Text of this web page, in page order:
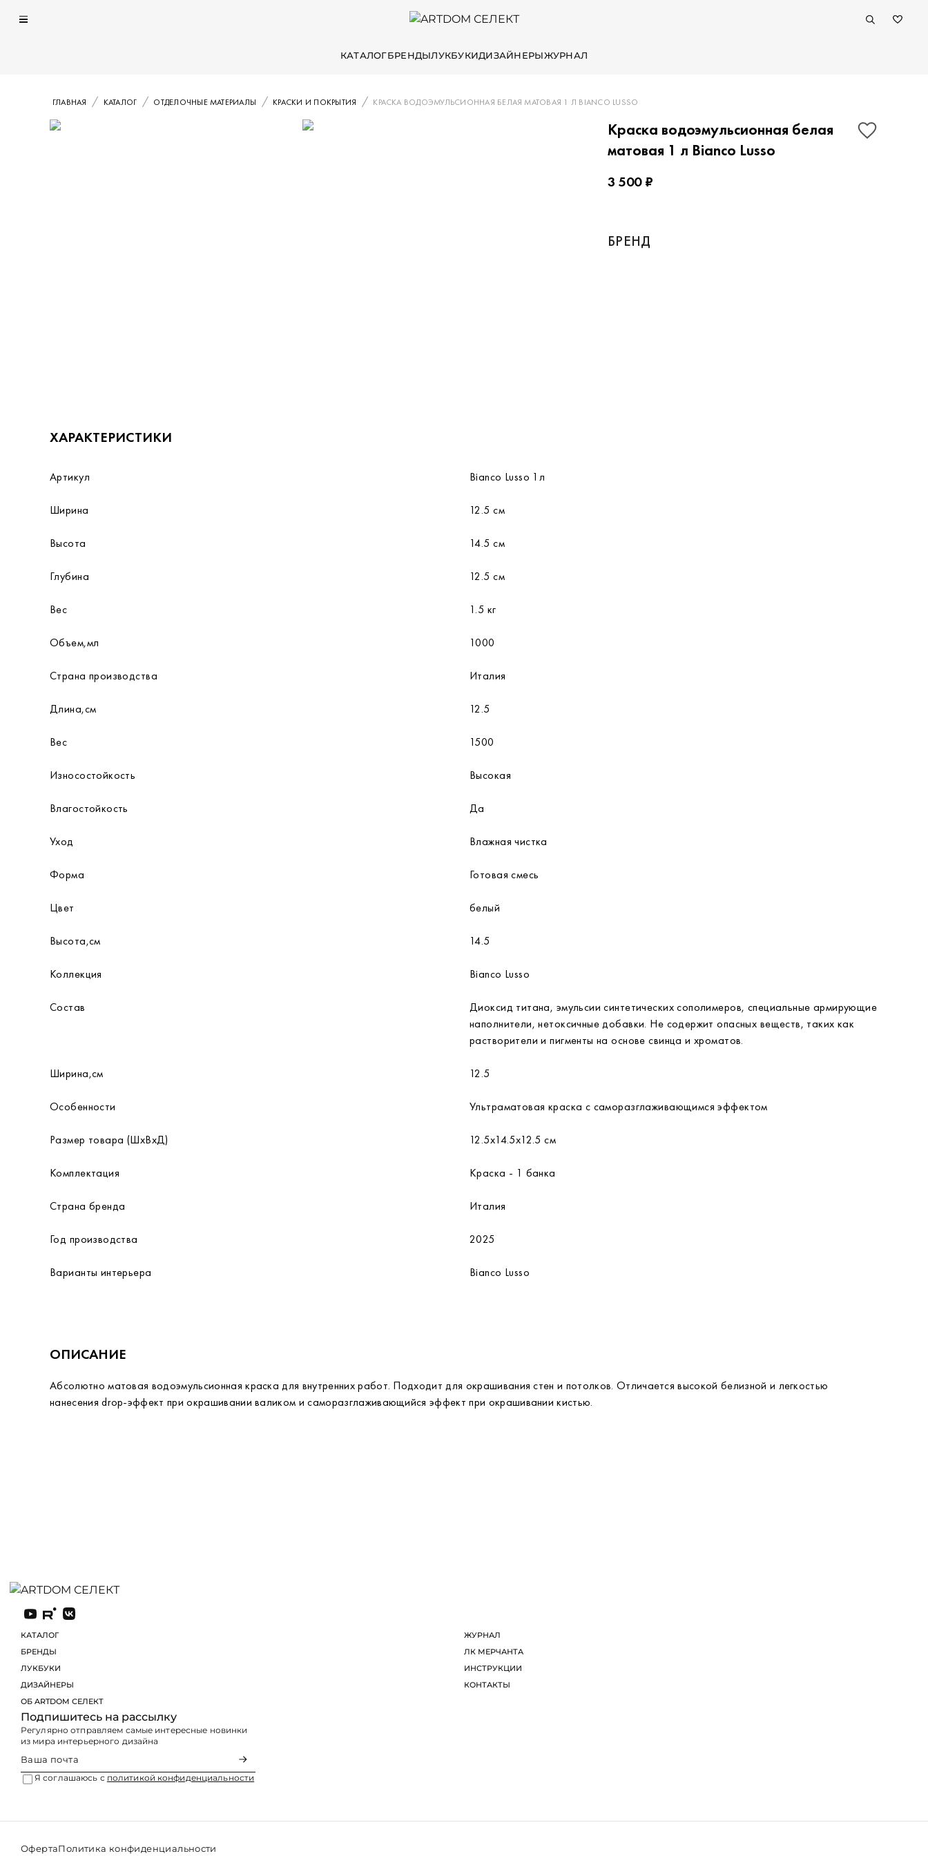
КАТАЛОГБРЕНДЫЛУКБУКИДИЗАЙНЕРЫЖУРНАЛ
ГЛАВНАЯ КАТАЛОГ ОТДЕЛОЧНЫЕ МАТЕРИАЛЫ КРАСКИ И ПОКРЫТИЯ КРАСКА ВОДОЭМУЛЬСИОННАЯ БЕЛАЯ МАТОВАЯ 1 Л BIANCO LUSSO
Краска водоэмульсионная белая
матовая 1 л Bianco Lusso
3 500 ₽
ХАРАКТЕРИСТИКИ
Артикул Bianco Lusso 1л
Ширина 12.5 см
Высота 14.5 см
Глубина 12.5 см
Вес 1.5 кг
Объем,мл 1000
Страна производства Италия
Длина,см 12.5
Вес 1500
Износостойкость Высокая
Влагостойкость Да
Уход Влажная чистка
Форма Готовая смесь
Цвет белый
Высота,см 14.5
Коллекция Bianco Lusso
Состав
Диоксид титана, эмульсии синтетических сополимеров, специальные армирующие
наполнители, нетоксичные добавки. Не содержит опасных веществ, таких как
растворители и пигменты на основе свинца и хроматов.
Ширина,см 12.5
Особенности Ультраматовая краска с саморазглаживающимся эффектом
Размер товара (ШхВхД) 12.5х14.5х12.5 см
Комплектация Краска - 1 банка
Страна бренда Италия
Год производства 2025
Варианты интерьера Bianco Lusso
ОПИСАНИЕ
Абсолютно матовая водоэмульсионная краска для внутренних работ. Подходит для окрашивания стен и потолков. Отличается высокой белизной и легкостью
нанесения drop-эффект при окрашивании валиком и саморазглаживающийся эффект при окрашивании кистью.
Подпишитесь на рассылку
Регулярно отправляем самые интересные новинки
из мира интерьерного дизайна
Я соглашаюсь сполитикой конфиденциальности
© 2026 ARTDOM СЕЛЕКТ